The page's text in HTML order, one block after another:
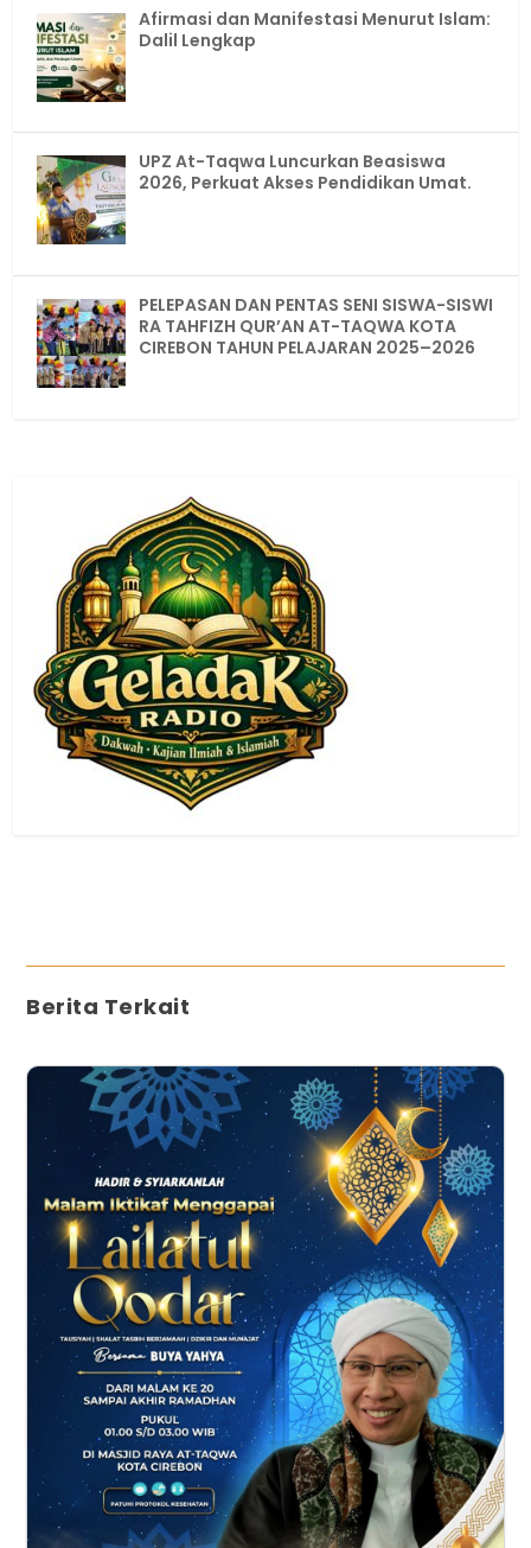
Afirmasi dan Manifestasi Menurut Islam:
Dalil Lengkap
UPZ At-Taqwa Luncurkan Beasiswa
2026, Perkuat Akses Pendidikan Umat.
PELEPASAN DAN PENTAS SENI SISWA-SISWI
RA TAHFIZH QUR’AN AT-TAQWA KOTA
CIREBON TAHUN PELAJARAN 2025–2026
Berita Terkait